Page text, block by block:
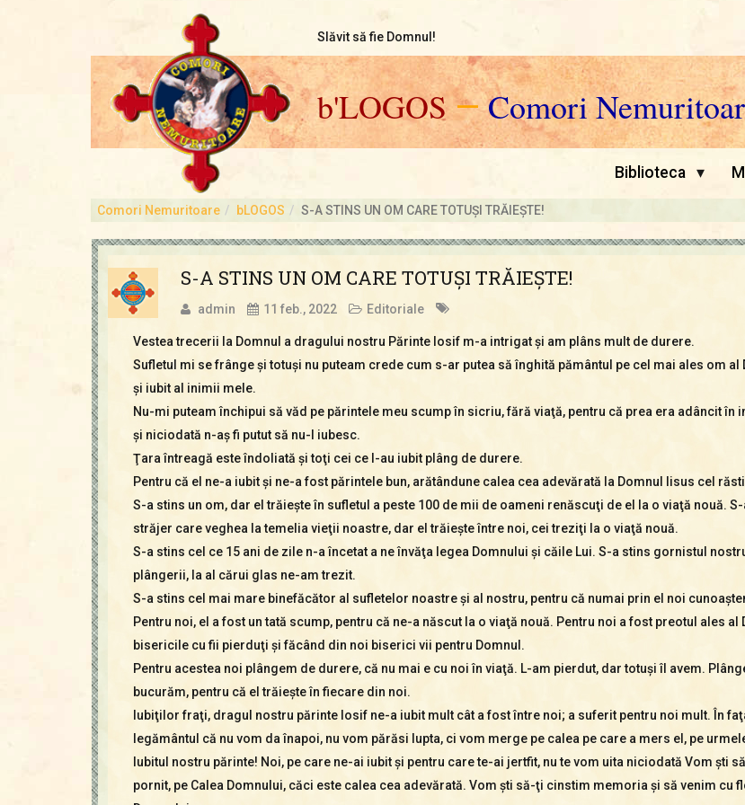
Slăvit să fie Domnul!
b'LOGOS—Comori
Biblioteca ▾
Comori Nemuritoare bLOGOS S-A STINS UN OM CARE TOTUŞI TRĂIEŞTE!
S-A STINS UN OM CARE TOTUŞI TRĂIEŞTE!
admin 11 feb., 2022 Editoriale
Vestea trecerii la Domnul a dragului nostru Părinte Iosif m-a intrigat şi am plâns mult de durere.
Sufletul mi se frânge şi totuşi nu puteam crede cum s-ar putea să înghită pământul pe cel mai ales om al
şi iubit al inimii mele.
Nu-mi puteam închipui să văd pe părintele meu scump în sicriu, fără viaţă, pentru că prea era adâncit în
şi niciodată n-aş fi putut să nu-l iubesc.
Ţara întreagă este îndoliată şi toţi cei ce l-au iubit plâng de durere.
Pentru că el ne-a iubit şi ne-a fost părintele bun, arătândune calea cea adevărată la Domnul Iisus cel
S-a stins un om, dar el trăieşte în sufletul a peste 100 de mii de oameni renăscuţi de el la o viaţă nouă.
străjer care veghea la temelia vieţii noastre, dar el trăieşte între noi, cei treziţi la o viaţă nouă.
S-a stins cel ce 15 ani de zile n-a încetat a ne învăţa legea Domnului şi căile Lui. S-a stins gornistul
plângerii, la al cărui glas ne-am trezit.
S-a stins cel mai mare binefăcător al sufletelor noastre şi al nostru, pentru că numai prin el noi
Pentru noi, el a fost un tată scump, pentru că ne-a născut la o viaţă nouă. Pentru noi a fost preotul ales
bisericile cu fii pierduţi şi făcând din noi biserici vii pentru Domnul.
Pentru acestea noi plângem de durere, că nu mai e cu noi în viaţă. L-am pierdut, dar totuşi îl avem.
bucurăm, pentru că el trăieşte în fiecare din noi.
Iubiţilor fraţi, dragul nostru părinte Iosif ne-a iubit mult cât a fost între noi; a suferit pentru noi mult. În
legământul că nu vom da înapoi, nu vom părăsi lupta, ci vom merge pe calea pe care a mers el, pe
Iubitul nostru părinte! Noi, pe care ne-ai iubit şi pentru care te-ai jertfit, nu te vom uita niciodată Vom şti
pornit, pe Calea Domnului, căci este calea cea adevărată. Vom şti să-ţi cinstim memoria şi să venim cu